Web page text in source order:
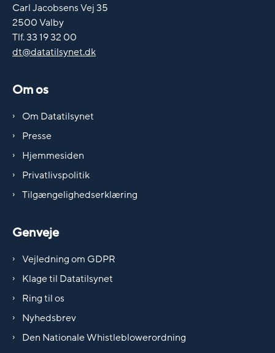
Carl Jacobsens Vej 35
2500 Valby
Tlf. 33 19 32 00
dt@datatilsynet.dk
Om os
Om Datatilsynet
Presse
Hjemmesiden
Privatlivspolitik
Tilgængelighedserklæring
Genveje
Vejledning om GDPR
Klage til Datatilsynet
Ring til os
Nyhedsbrev
Den Nationale Whistleblowerordning